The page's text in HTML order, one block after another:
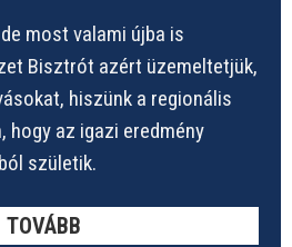
most valami újba is
Bisztrót azért üzemeltetjük,
hiszünk a regionális
hogy az igazi eredmény
születik.
TOVÁBB